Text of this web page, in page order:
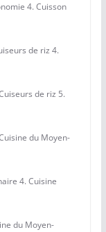
4. Cuisson
de riz 4.
de riz 5.
du Moyen-
4. Cuisine
du Moyen-